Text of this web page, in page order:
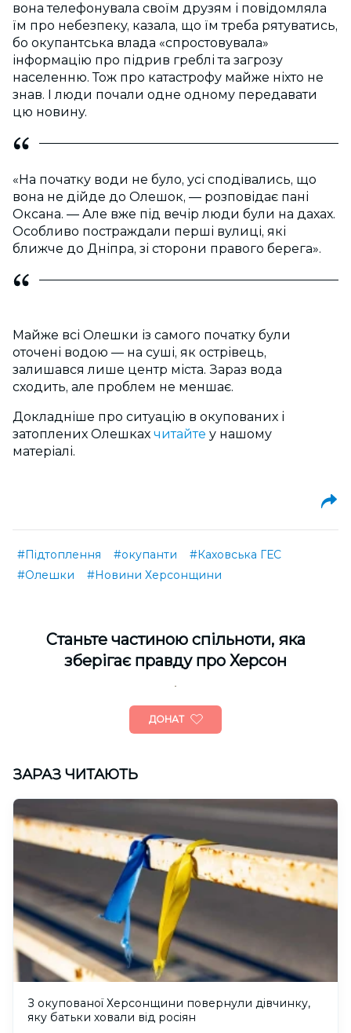
вона телефонувала своїм друзям і повідомляла
їм про небезпеку, казала, що їм треба рятуватись,
бо окупантська влада «спростовувала»
інформацію про підрив греблі та загрозу
населенню. Тож про катастрофу майже ніхто не
знав. І люди почали одне одному передавати
цю новину.
«На початку води не було, усі сподівались, що
вона не дійде до Олешок, — розповідає пані
Оксана. — Але вже під вечір люди були на дахах.
Особливо постраждали перші вулиці, які
ближче до Дніпра, зі сторони правого берега».
Майже всі Олешки із самого початку були
оточені водою — на суші, як острівець,
залишався лише центр міста. Зараз вода
сходить, але проблем не меншає.
Докладніше про ситуацію в окупованих і
затоплених Олешках читайте у нашому
матеріалі.
#Підтоплення #окупанти
#Каховська ГЕС
#Олешки
#Новини Херсонщини
Cтаньте частиною спільноти, яка
зберігає правду про Херсон
ДОНАТ
ЗАРАЗ ЧИТАЮТЬ
З окупованої Херсонщини повернули дівчинку,
яку батьки ховали від росіян